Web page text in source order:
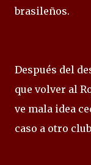
brasileños.
Después del
que volver al
ve mala idea
caso a otro